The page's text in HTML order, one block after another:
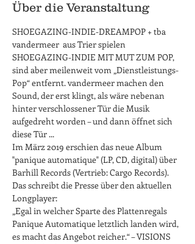
Über die Veranstaltung
SHOEGAZING-INDIE-DREAMPOP + tba
vandermeer  aus Trier spielen
SHOEGAZING-INDIE MIT MUT ZUM POP,
sind aber meilenweit vom „Dienstleistungs-
Pop“ entfernt. vandermeer machen den
Sound, der erst klingt, als wäre nebenan
hinter verschlossener Tür die Musik
aufgedreht worden – und dann öffnet sich
diese Tür ...
Im März 2019 erschien das neue Album
"panique automatique" (LP, CD, digital) über
Barhill Records (Vertrieb: Cargo Records).
Das schreibt die Presse über den aktuellen
Longplayer:
„Egal in welcher Sparte des Plattenregals
Panique Automatique letztlich landen wird,
es macht das Angebot reicher.“ – VISIONS